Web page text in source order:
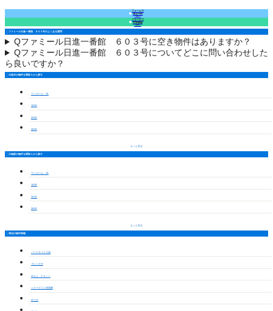
フォームで
来店予約
（無料）
フォームで
空室確認
（無料）
ファミール日進一番館 ６０３号のよくある質問
Qファミール日進一番館 ６０３号に空き物件はありますか？
Qファミール日進一番館 ６０３号についてどこに問い合わせした
ら良いですか？
日進市の物件を間取りから探す
ワンルーム・1K
1LDK
2LDK
3LDK
もっと見る
日進駅の物件を間取りから探す
ワンルーム・1K
1LDK
2LDK
3LDK
もっと見る
周辺の物件情報
パークサイド小池
プレシオサ
Ｍａｙ Ｆａⅰｒ
シャーメゾン赤池南
ゆうわ